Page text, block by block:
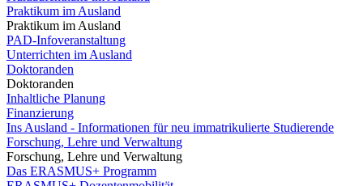
Praktikum im Ausland
Praktikum im Ausland
PAD-Infoveranstaltung
Unterrichten im Ausland
Doktoranden
Doktoranden
Inhaltliche Planung
Finanzierung
Ins Ausland - Informationen für neu immatrikulierte Studierende
Forschung, Lehre und Verwaltung
Forschung, Lehre und Verwaltung
Das ERASMUS+ Programm